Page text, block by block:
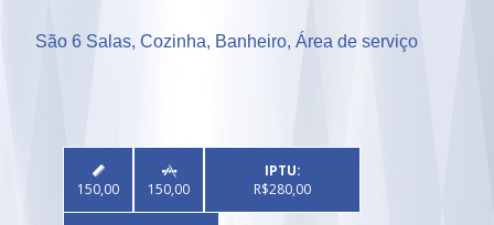
São 6 Salas, Cozinha, Banheiro, Área de serviço

150,00

150,00
IPTU:
R$280,00